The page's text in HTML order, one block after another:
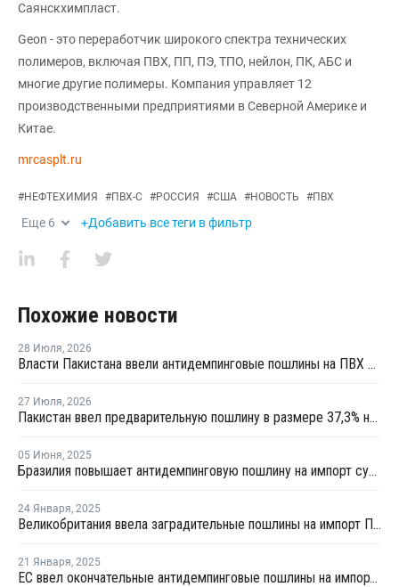
Саянскхимпласт.
Geon - это переработчик широкого спектра технических
полимеров, включая ПВХ, ПП, ПЭ, ТПО, нейлон, ПК, АБС и
многие другие полимеры. Компания управляет 12
производственными предприятиями в Северной Америке и
Китае.
mrcasplt.ru
#НЕФТЕХИМИЯ #ПВХ-С #РОССИЯ #США #НОВОСТЬ #ПВХ
Еще 6 +Добавить все теги в фильтр
Похожие новости
28 Июля, 2026
Власти Пакистана ввели антидемпинговые пошлины на ПВХ из США и Индонезии
27 Июля, 2026
Пакистан ввел предварительную пошлину в размере 37,3% на ПВХ
05 Июня, 2025
Бразилия повышает антидемпинговую пошлину на импорт суспензионного ПВХ из США до 43,7%
24 Января, 2025
Великобритания ввела заградительные пошлины на импорт ПВХ из США
21 Января, 2025
ЕС ввел окончательные антидемпинговые пошлины на импорт ПВХ из США и Египта